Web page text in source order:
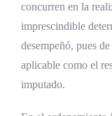
La
concurren en la
imprescindible
desempeñó, pues
aplicable como el
imputado.